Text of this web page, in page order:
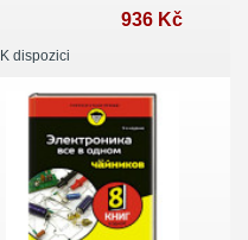
Устройство РЛС
Радиолокационная
Часть 1
936 Kč
K dispozici